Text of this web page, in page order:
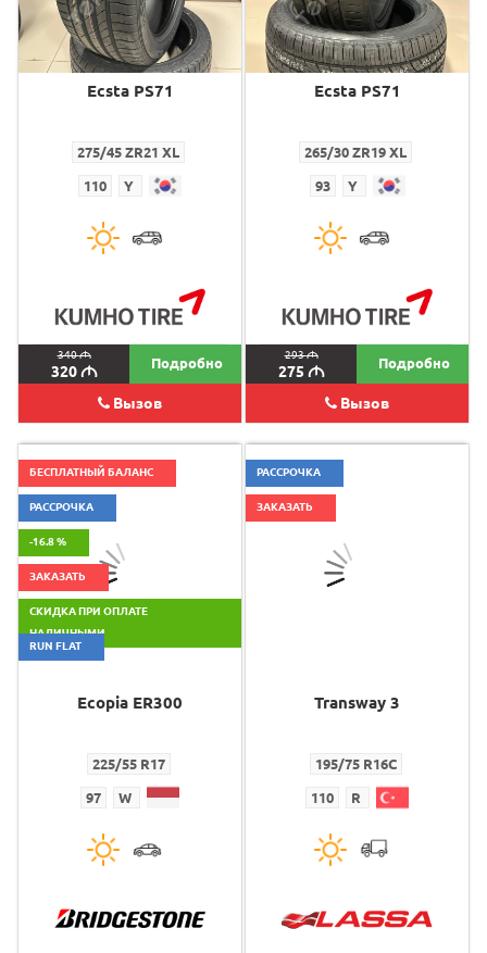
Ecsta PS71
275/45 ZR21 XL
110 Y
340M
320M Подробно
Вызов
Ecsta PS71
265/30 ZR19 XL
93 Y
293M
275 M Подробно
Вызов
БЕСПЛАТНЫЙ БАЛАНС
РАССРОЧКА
-16.8 %
ЗАКАЗАТЬ
СКИДКА ПРИ ОПЛАТЕ
НАЛИЧНЫМИ
RUN FLAT
Ecopia ER300
225/55 R17
97 W
РАССРОЧКА
ЗАКАЗАТЬ
Transway 3
195/75 R16C
110 R